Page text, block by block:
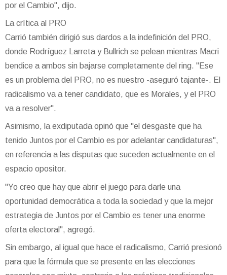
por el Cambio", dijo.
La crítica al PRO
Carrió también dirigió sus dardos a la indefinición del PRO,
donde Rodríguez Larreta y Bullrich se pelean mientras Macri
bendice a ambos sin bajarse completamente del ring. "Ese
es un problema del PRO, no es nuestro -aseguró tajante-. El
radicalismo va a tener candidato, que es Morales, y el PRO
va a resolver".
Asimismo, la exdiputada opinó que "el desgaste que ha
tenido Juntos por el Cambio es por adelantar candidaturas",
en referencia a las disputas que suceden actualmente en el
espacio opositor.
"Yo creo que hay que abrir el juego para darle una
oportunidad democrática a toda la sociedad y que la mejor
estrategia de Juntos por el Cambio es tener una enorme
oferta electoral", agregó.
Sin embargo, al igual que hace el radicalismo, Carrió presionó
para que la fórmula que se presente en las elecciones